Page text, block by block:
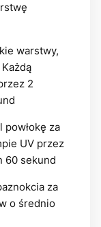
warstwy,
2
powłokę za
UV przez
60 sekund
za
o średnio